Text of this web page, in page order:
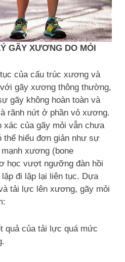
GÃY XƯƠNG DO MỎI
của cấu trúc xương và
gãy xương thông thường,
gãy không hoàn toàn và
rãnh nứt ở phần vỏ xương.
xác của gãy mỏi vẫn chưa
hiểu đơn giản như sự
xương (bone
học vượt ngưỡng đàn hồi
đi lặp lại liên tục. Dựa
tải lực lên xương, gãy mỏi
quả của tải lực quá mức